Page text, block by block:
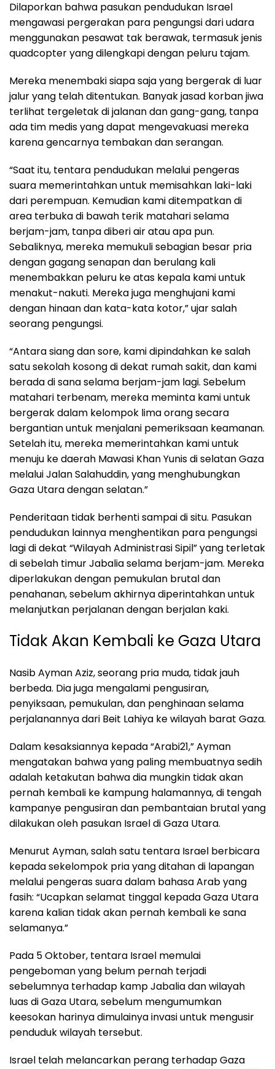
Dilaporkan bahwa pasukan pendudukan Israel
mengawasi pergerakan para pengungsi dari udara
menggunakan pesawat tak berawak, termasuk jenis
quadcopter yang dilengkapi dengan peluru tajam.
Mereka menembaki siapa saja yang bergerak di luar
jalur yang telah ditentukan. Banyak jasad korban jiwa
terlihat tergeletak di jalanan dan gang-gang, tanpa
ada tim medis yang dapat mengevakuasi mereka
karena gencarnya tembakan dan serangan.
“Saat itu, tentara pendudukan melalui pengeras
suara memerintahkan untuk memisahkan laki-laki
dari perempuan. Kemudian kami ditempatkan di
area terbuka di bawah terik matahari selama
berjam-jam, tanpa diberi air atau apa pun.
Sebaliknya, mereka memukuli sebagian besar pria
dengan gagang senapan dan berulang kali
menembakkan peluru ke atas kepala kami untuk
menakut-nakuti. Mereka juga menghujani kami
dengan hinaan dan kata-kata kotor,” ujar salah
seorang pengungsi.
“Antara siang dan sore, kami dipindahkan ke salah
satu sekolah kosong di dekat rumah sakit, dan kami
berada di sana selama berjam-jam lagi. Sebelum
matahari terbenam, mereka meminta kami untuk
bergerak dalam kelompok lima orang secara
bergantian untuk menjalani pemeriksaan keamanan.
Setelah itu, mereka memerintahkan kami untuk
menuju ke daerah Mawasi Khan Yunis di selatan Gaza
melalui Jalan Salahuddin, yang menghubungkan
Gaza Utara dengan selatan.”
Penderitaan tidak berhenti sampai di situ. Pasukan
pendudukan lainnya menghentikan para pengungsi
lagi di dekat “Wilayah Administrasi Sipil” yang terletak
di sebelah timur Jabalia selama berjam-jam. Mereka
diperlakukan dengan pemukulan brutal dan
penahanan, sebelum akhirnya diperintahkan untuk
melanjutkan perjalanan dengan berjalan kaki.
Tidak Akan Kembali ke Gaza Utara
Nasib Ayman Aziz, seorang pria muda, tidak jauh
berbeda. Dia juga mengalami pengusiran,
penyiksaan, pemukulan, dan penghinaan selama
perjalanannya dari Beit Lahiya ke wilayah barat Gaza.
Dalam kesaksiannya kepada “Arabi21,” Ayman
mengatakan bahwa yang paling membuatnya sedih
adalah ketakutan bahwa dia mungkin tidak akan
pernah kembali ke kampung halamannya, di tengah
kampanye pengusiran dan pembantaian brutal yang
dilakukan oleh pasukan Israel di Gaza Utara.
Menurut Ayman, salah satu tentara Israel berbicara
kepada sekelompok pria yang ditahan di lapangan
melalui pengeras suara dalam bahasa Arab yang
fasih: “Ucapkan selamat tinggal kepada Gaza Utara
karena kalian tidak akan pernah kembali ke sana
selamanya.”
Pada 5 Oktober, tentara Israel memulai
pengeboman yang belum pernah terjadi
sebelumnya terhadap kamp Jabalia dan wilayah
luas di Gaza Utara, sebelum mengumumkan
keesokan harinya dimulainya invasi untuk mengusir
penduduk wilayah tersebut.
Israel telah melancarkan perang terhadap Gaza